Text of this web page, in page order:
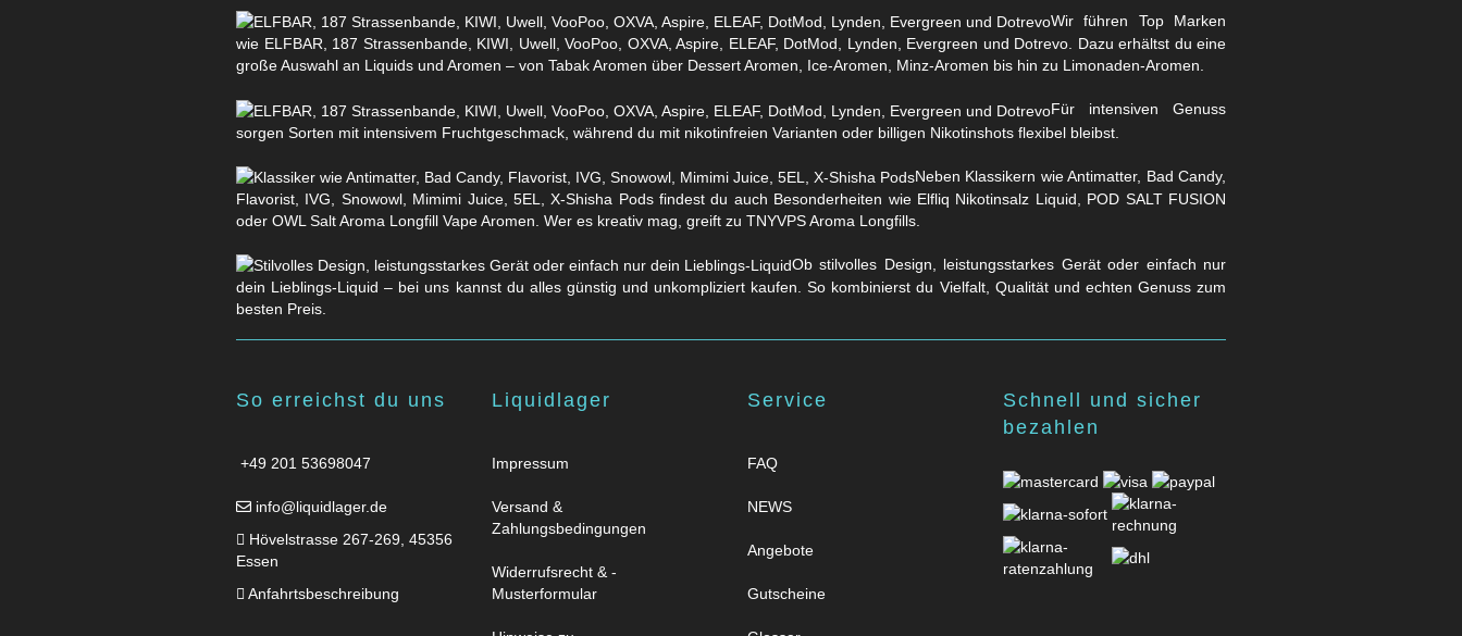
Wir führen Top Marken
wie ELFBAR, 187 Strassenbande, KIWI, Uwell, VooPoo, OXVA, Aspire, ELEAF, DotMod, Lynden, Evergreen und Dotrevo. Dazu erhältst du eine
große Auswahl an Liquids und Aromen – von Tabak Aromen über Dessert Aromen, Ice-Aromen, Minz-Aromen bis hin zu Limonaden-Aromen.
Für intensiven Genuss
sorgen Sorten mit intensivem Fruchtgeschmack, während du mit nikotinfreien Varianten oder billigen Nikotinshots flexibel bleibst.
Neben Klassikern wie Antimatter, Bad Candy,
Flavorist, IVG, Snowowl, Mimimi Juice, 5EL, X-Shisha Pods findest du auch Besonderheiten wie Elfliq Nikotinsalz Liquid, POD SALT FUSION
oder OWL Salt Aroma Longfill Vape Aromen. Wer es kreativ mag, greift zu TNYVPS Aroma Longfills.
Ob stilvolles Design, leistungsstarkes Gerät oder einfach nur
dein Lieblings-Liquid – bei uns kannst du alles günstig und unkompliziert kaufen. So kombinierst du Vielfalt, Qualität und echten Genuss zum
besten Preis.
So erreichst du uns
+49 201 53698047
info@liquidlager.de
Hövelstrasse 267-269, 45356
Essen
Anfahrtsbeschreibung
Liquidlager
Impressum
Versand &
Zahlungsbedingungen
Widerrufsrecht & -
Musterformular
Service
FAQ
NEWS
Angebote
Gutscheine
Schnell und sicher
bezahlen